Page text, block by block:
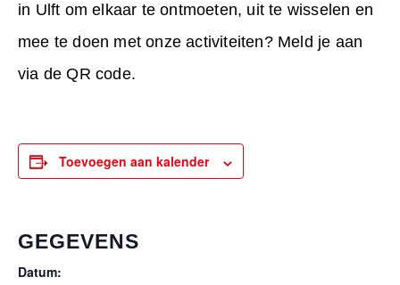
in Ulft om elkaar te ontmoeten, uit te wisselen en
mee te doen met onze activiteiten? Meld je aan
via de QR code.
Toevoegen aan kalender
GEGEVENS
Datum: